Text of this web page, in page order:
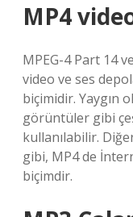
MP4
MPEG-4 Part 14
video ve ses
biçimidir. Yaygın
görüntüler gibi
kullanılabilir.
gibi, MP4 de
biçimdir.